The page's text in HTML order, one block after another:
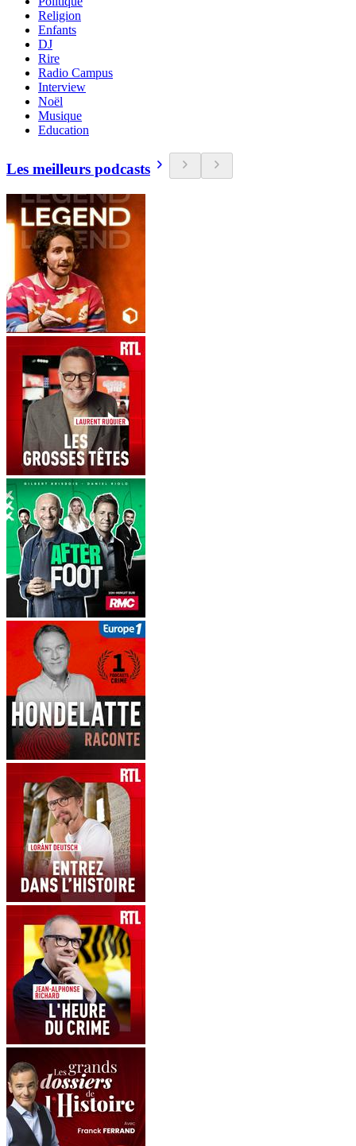
Religion
Enfants
DJ
Rire
Radio Campus
Interview
Noël
Musique
Education
Les meilleurs podcasts